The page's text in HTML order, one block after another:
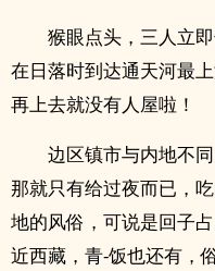
猴眼点头，三人立
在日落时到达通天河最
再上去就没有人屋啦！
边区镇市与内地不
那就只有给过夜而已，
地的风俗，可说是回子
近西藏，青-饭也还有，